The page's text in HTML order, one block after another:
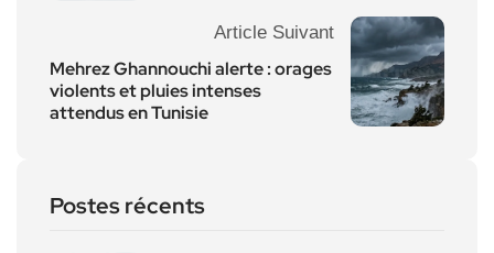
Article Suivant
Mehrez Ghannouchi alerte : orages
violents et pluies intenses
attendus en Tunisie
Postes récents